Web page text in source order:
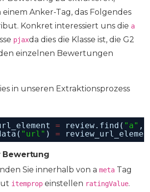
Anker-Tag, das Folgendes
Konkret interessiert uns die a
pjaxda dies die Klasse ist, die G2
einzelnen Bewertungen
in unseren Extraktionsprozess
= review.find( "a" ,
"url" ) =
Bewertung
Sie innerhalb von a meta Tag
itemprop einstellen ratingValue.